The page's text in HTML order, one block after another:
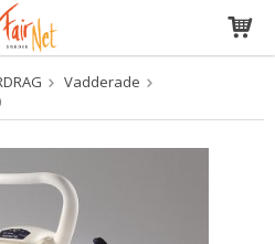
tillagd i varukorgen
Vadderade